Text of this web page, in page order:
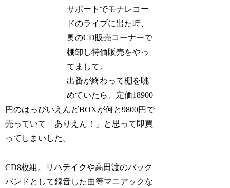
サポートでモナレコー
ドのライブに出た時、
奥のCD販売コーナーで
棚卸し特価販売をやっ
てまして。
出番が終わって棚を眺
めていたら、定価18900
円のはっぴいえんどBOXが何と9800円で
売っていて「ありえん！」と思って即買
ってしまいした。
CD8枚組。リハテイクや高田渡のバック
バンドとして録音した曲等マニアックな